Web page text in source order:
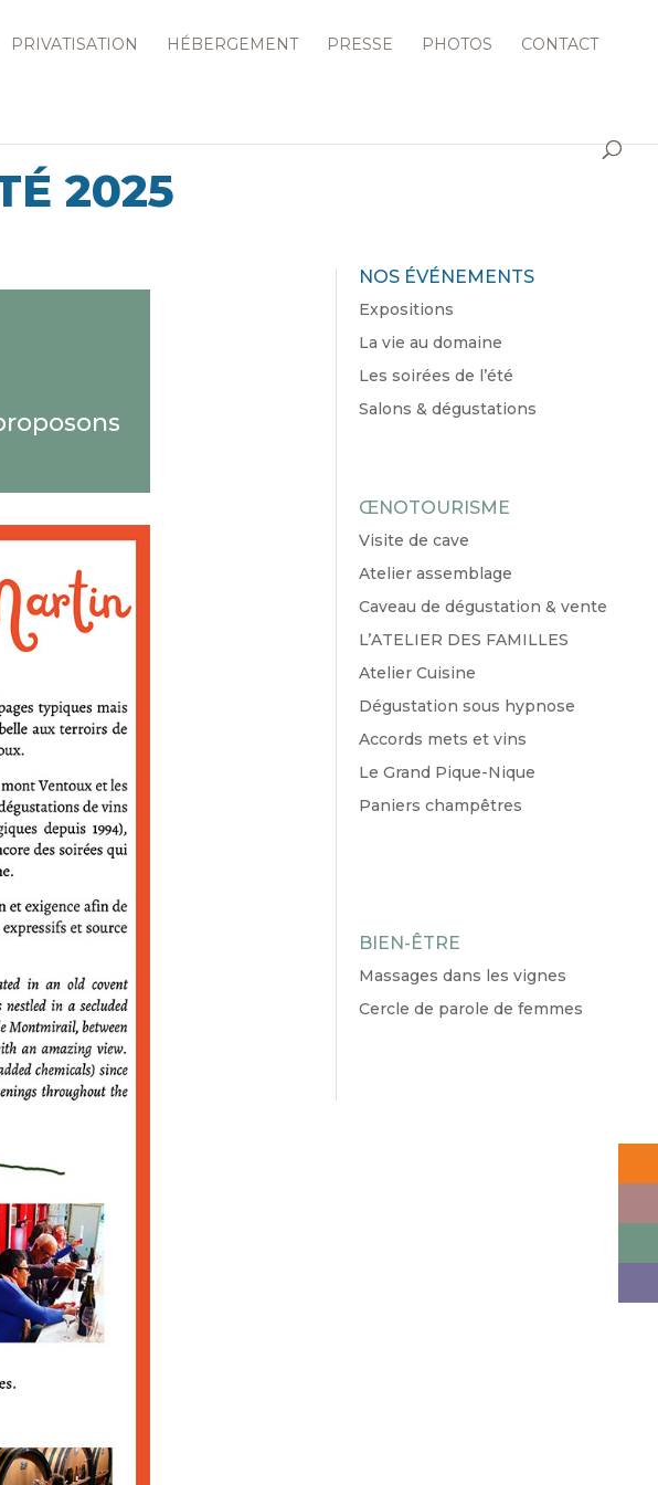
PRIVATISATION HÉBERGEMENT PRESSE PHOTOS CONTACT
2025
NOS ÉVÉNEMENTS
Expositions
La vie au domaine
Les soirées de l’été
Salons & dégustations
ŒNOTOURISME
Visite de cave
Atelier assemblage
Caveau de dégustation & vente
L’ATELIER DES FAMILLES
Atelier Cuisine
Dégustation sous hypnose
Accords mets et vins
Le Grand Pique-Nique
Paniers champêtres
BIEN-ÊTRE
Massages dans les vignes
Cercle de parole de femmes